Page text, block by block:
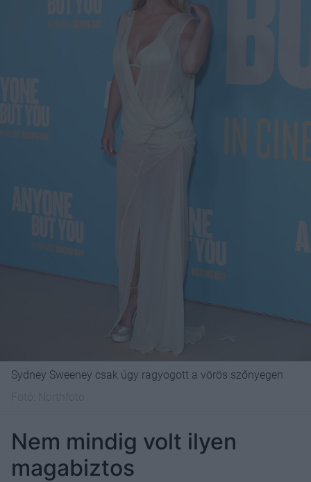
Sydney Sweeney csak úgy ragyogott a vörös szőnyegen
Nem mindig volt ilyen
magabiztos